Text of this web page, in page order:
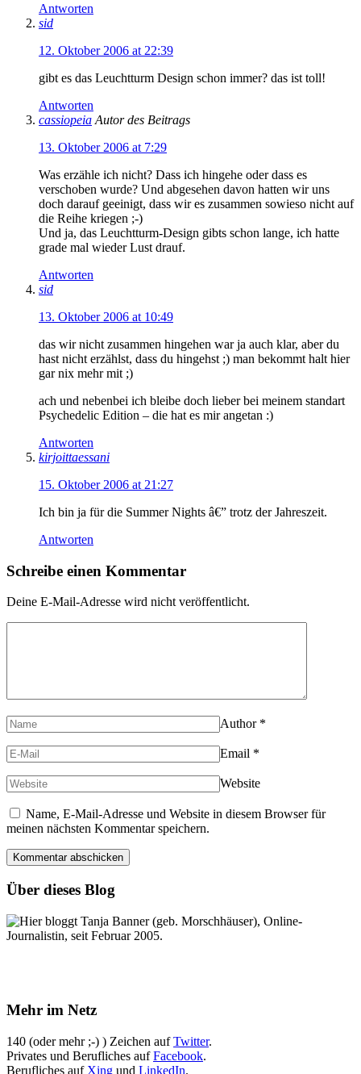
Antworten
sid
12. Oktober 2006 at 22:39
gibt es das Leuchtturm Design schon immer? das ist toll!
Antworten
cassiopeia Autor des Beitrags
13. Oktober 2006 at 7:29
Was erzähle ich nicht? Dass ich hingehe oder dass es
verschoben wurde? Und abgesehen davon hatten wir uns
doch darauf geeinigt, dass wir es zusammen sowieso nicht auf
die Reihe kriegen ;-)
Und ja, das Leuchtturm-Design gibts schon lange, ich hatte
grade mal wieder Lust drauf.
Antworten
sid
13. Oktober 2006 at 10:49
das wir nicht zusammen hingehen war ja auch klar, aber du
hast nicht erzählst, dass du hingehst ;) man bekommt halt hier
gar nix mehr mit ;)
ach und nebenbei ich bleibe doch lieber bei meinem standart
Psychedelic Edition – die hat es mir angetan :)
Antworten
kirjoittaessani
15. Oktober 2006 at 21:27
Ich bin ja für die Summer Nights â€” trotz der Jahreszeit.
Antworten
Schreibe einen Kommentar
Deine E-Mail-Adresse wird nicht veröffentlicht.
Author *
Email *
Website
Name, E-Mail-Adresse und Website in diesem Browser für
meinen nächsten Kommentar speichern.
Über dieses Blog
Hier bloggt Tanja Banner (geb. Morschhäuser), Online-
Journalistin, seit Februar 2005.
Mehr im Netz
140 (oder mehr ;-) ) Zeichen aufTwitter.
Privates und Berufliches aufFacebook.
Berufliches auf Xing und LinkedIn.